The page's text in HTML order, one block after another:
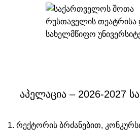
აპელაცია – 2026-2027
რექტორის ბრძანებით,